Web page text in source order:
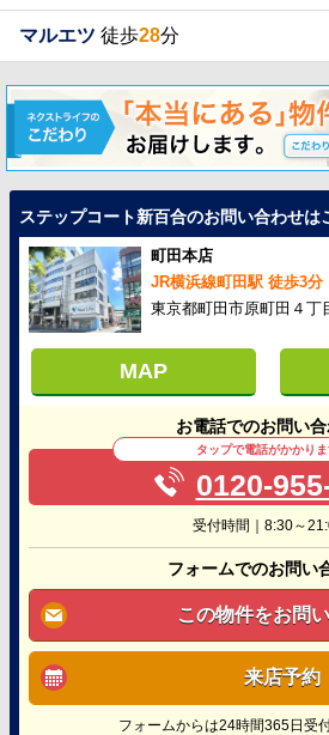
マルエツ 徒歩28分
ステップコート新百合のお問い合わせは
町田本店
JR横浜線町田駅 徒歩3分
東京都町田市原町田４丁
MAP
お電話でのお問い
タップで電話がかかり
0120-
受付時間｜8:30～
フォームでのお問い
この物件をお問
来店予約
フォームからは24時間365日受